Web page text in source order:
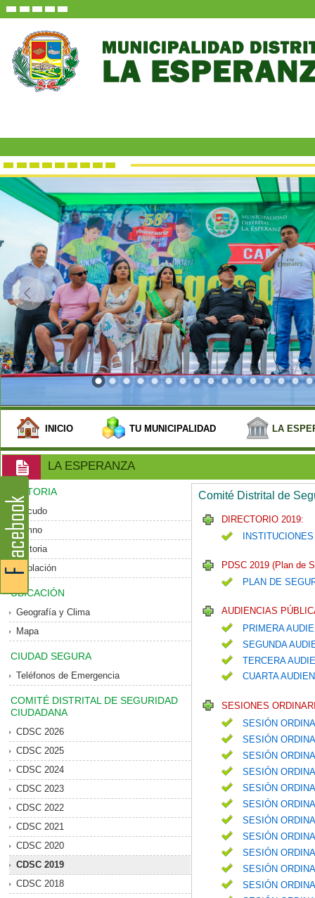
INICIO TU MUNICIPALIDAD LA
LA ESPERANZA
HISTORIA
Escudo
Himno
Historia
Población
UBICACIÓN
Geografía y Clima
Mapa
CIUDAD SEGURA
Teléfonos de Emergencia
COMITÉ DISTRITAL DE SEGURIDAD
CIUDADANA
CDSC 2026
CDSC 2025
CDSC 2024
CDSC 2023
CDSC 2022
CDSC 2021
CDSC 2020
CDSC 2019
CDSC 2018
Comité Distrital de
DIRECTORIO 2019:
PDSC 2019 (Plan de
PLAN DE
AUDIENCIAS
PRIMERA
SEGUNDA
TERCERA
CUARTA
SESIONES
SESIÓN
SESIÓN
SESIÓN
SESIÓN
SESIÓN
SESIÓN
SESIÓN
SESIÓN
SESIÓN
SESIÓN
SESIÓN